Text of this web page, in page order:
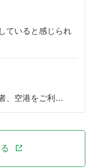
ていると感じられ
、空港をご利…